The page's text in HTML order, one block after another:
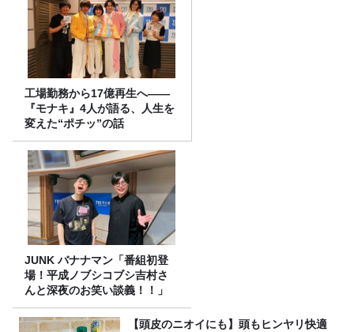
工場勤務から17億再生へ——
『モナキ』4人が語る、人生を
変えた“ポチッ”の話
JUNK バナナマン「番組初登
場！平成ノブシコブシ吉村さ
んと深夜のお笑い談義！！」
【頭皮のニオイにも】頭もヒンヤリ快適